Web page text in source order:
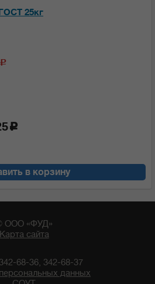
25кг
c
c
в корзину
ООО «ФУД»
Карта сайта
68-36, 342-68-37
данных